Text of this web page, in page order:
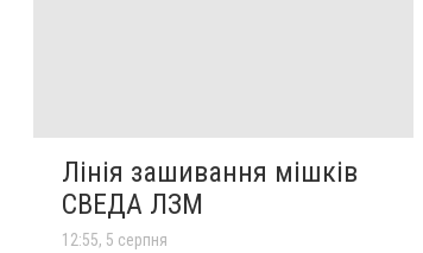
Лінія зашивання мішків
СВЕДА ЛЗМ
12:55, 5 серпня